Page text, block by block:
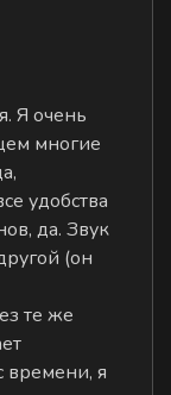
Я очень
многие
удобства
да. Звук
(он
те же
времени, я